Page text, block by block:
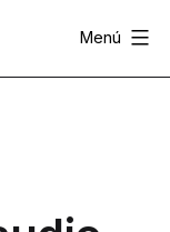
Menú